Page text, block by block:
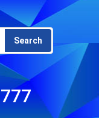
Search